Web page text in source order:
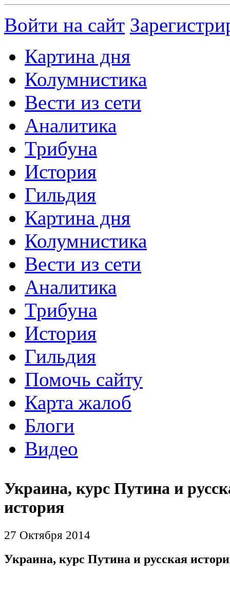
Войти на сайт
Картина дня
Колумнистика
Вести из сети
Аналитика
Трибуна
История
Гильдия
Картина дня
Колумнистика
Вести из сети
Аналитика
Трибуна
История
Гильдия
Помочь сайту
Карта жалоб
Блоги
Видео
Украина, курс Путина и
история
27 Октября 2014
Украина, курс Путина и русская